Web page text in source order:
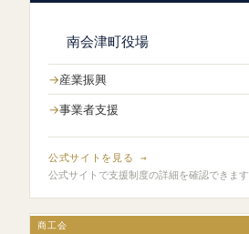
南会津町役場
産業振興
事業者支援
公式サイトを見る →
公式サイトで支援制度の詳細を確認できます
商工会